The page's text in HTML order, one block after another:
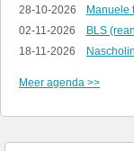
28-10-2026
Manuele
02-11-2026
BLS
18-11-2026
Meer agenda >>